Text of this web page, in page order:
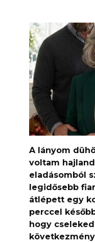
A lányom
voltam
eladásomból
legidősebb
átlépett egy
perccel
hogy